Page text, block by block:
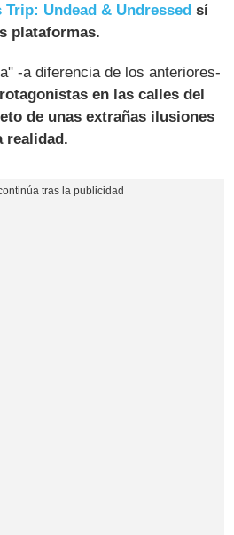
Trip: Undead & Undressed sí
plataformas.
-a diferencia de los anteriores-
en las calles del
de unas extrañas ilusiones
realidad.